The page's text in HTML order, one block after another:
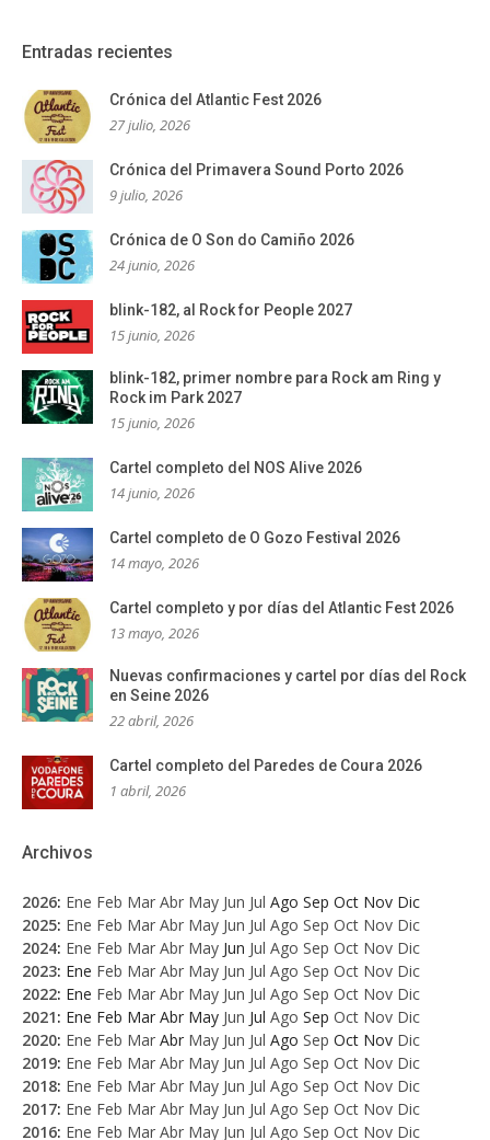
Entradas recientes
Crónica del Atlantic Fest 2026
27 julio, 2026
Crónica del Primavera Sound Porto 2026
9 julio, 2026
Crónica de O Son do Camiño 2026
24 junio, 2026
blink-182, al Rock for People 2027
15 junio, 2026
blink-182, primer nombre para Rock am Ring y
Rock im Park 2027
15 junio, 2026
Cartel completo del NOS Alive 2026
14 junio, 2026
Cartel completo de O Gozo Festival 2026
14 mayo, 2026
Cartel completo y por días del Atlantic Fest 2026
13 mayo, 2026
Nuevas confirmaciones y cartel por días del Rock
en Seine 2026
22 abril, 2026
Cartel completo del Paredes de Coura 2026
1 abril, 2026
Archivos
2026: Ene Feb Mar Abr May Jun Jul Ago Sep Oct Nov Dic
2025: Ene Feb Mar Abr May Jun Jul Ago Sep Oct Nov Dic
2024: Ene Feb Mar Abr May Jun Jul Ago Sep Oct Nov Dic
2023: Ene Feb Mar Abr May Jun Jul Ago Sep Oct Nov Dic
2022: Ene Feb Mar Abr May Jun Jul Ago Sep Oct Nov Dic
2021: Ene Feb Mar Abr May Jun Jul Ago Sep Oct Nov Dic
2020: Ene Feb Mar Abr May Jun Jul Ago Sep Oct Nov Dic
2019: Ene Feb Mar Abr May Jun Jul Ago Sep Oct Nov Dic
2018: Ene Feb Mar Abr May Jun Jul Ago Sep Oct Nov Dic
2017: Ene Feb Mar Abr May Jun Jul Ago Sep Oct Nov Dic
2016: Ene Feb Mar Abr May Jun Jul Ago Sep Oct Nov Dic